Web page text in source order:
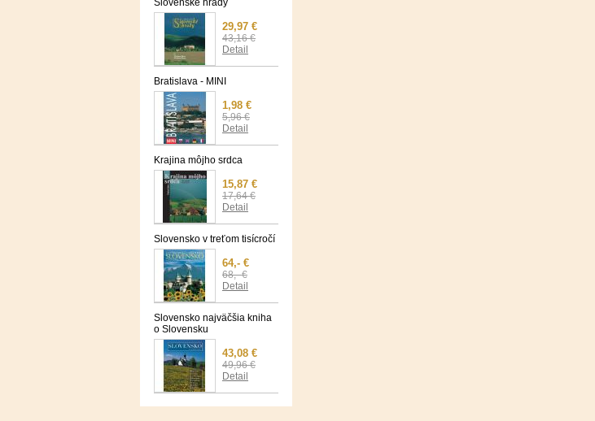
29,97 €
43,16 €
Detail
Bratislava - MINI
1,98 €
5,96 €
Detail
Krajina môjho srdca
15,87 €
17,64 €
Detail
Slovensko v treťom tisícročí
64,- €
68,- €
Detail
Slovensko najväčšia kniha
o Slovensku
43,08 €
49,96 €
Detail